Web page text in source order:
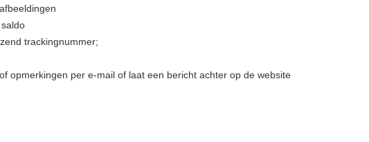
trackingnummer;
opmerkingen per e-mail of laat een bericht achter op de website